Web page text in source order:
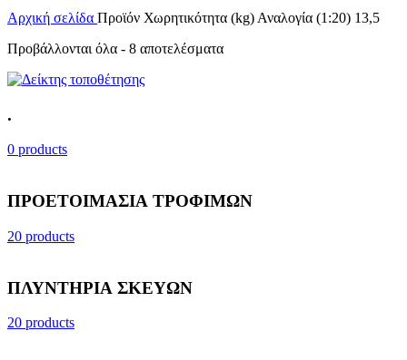
Αρχική σελίδα Προϊόν Χωρητικότητα (kg) Αναλογία (1:20) 13,5
Προβάλλονται όλα - 8 αποτελέσματα
.
0 products
ΠΡΟΕΤΟΙΜΑΣΙΑ ΤΡΟΦΙΜΩΝ
20 products
ΠΛΥΝΤΗΡΙΑ ΣΚΕΥΩΝ
20 products